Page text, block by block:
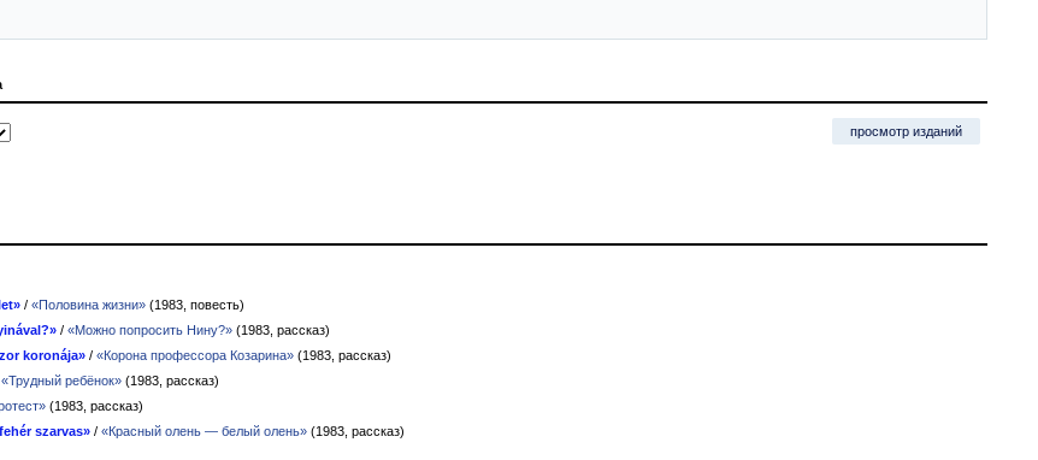
просмотр изданий
/ «Половина жизни» (1983, повесть)
/ «Можно попросить Нину?» (1983, рассказ)
koronája» / «Корона профессора Козарина» (1983, рассказ)
«Трудный ребёнок» (1983, рассказ)
(1983, рассказ)
szarvas» / «Красный олень — белый олень» (1983, рассказ)